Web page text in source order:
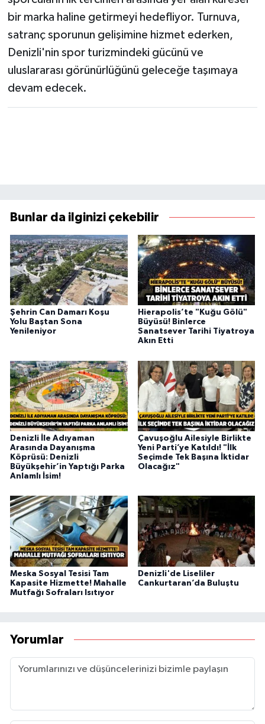
bir marka haline getirmeyi hedefliyor. Turnuva,
satranç sporunun gelişimine hizmet ederken,
Denizli'nin spor turizmindeki gücünü ve
uluslararası görünürlüğünü geleceğe taşımaya
devam edecek.
Bunlar da ilginizi çekebilir
Şehrin Can Damarı Koşu
Yolu Baştan Sona
Yenileniyor
Hierapolis’te "Kuğu Gölü"
Büyüsü! Binlerce
Sanatsever Tarihi Tiyatroya
Akın Etti
Denizli İle Adıyaman
Arasında Dayanışma
Köprüsü: Denizli
Büyükşehir’in Yaptığı Parka
Anlamlı İsim!
Çavuşoğlu Ailesiyle Birlikte
Yeni Parti’ye Katıldı! "İlk
Seçimde Tek Başına İktidar
Olacağız"
Meska Sosyal Tesisi Tam
Kapasite Hizmette! Mahalle
Mutfağı Sofraları Isıtıyor
Denizli'de Liseliler
Cankurtaran’da Buluştu
Yorumlar